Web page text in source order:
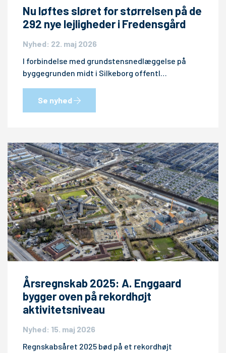
Nu løftes sløret for størrelsen på de
292 nye lejligheder i Fredensgård
Nyhed: 22. maj 2026
I forbindelse med grundstensnedlæggelse på
byggegrunden midt i Silkeborg offentl…
Se nyhed
Årsregnskab 2025: A. Enggaard
bygger oven på rekordhøjt
aktivitetsniveau
Nyhed: 15. maj 2026
Regnskabsåret 2025 bød på et rekordhøjt